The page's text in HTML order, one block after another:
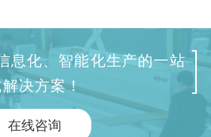
尺，使木料符合尺寸
要求，同时可以钻削
两面工艺孔，操作简
便，效率高，是广大
木门厂家尝试机器替
代人工及智能生产的
息化、智能化生产的一站
决方案！
在线咨询